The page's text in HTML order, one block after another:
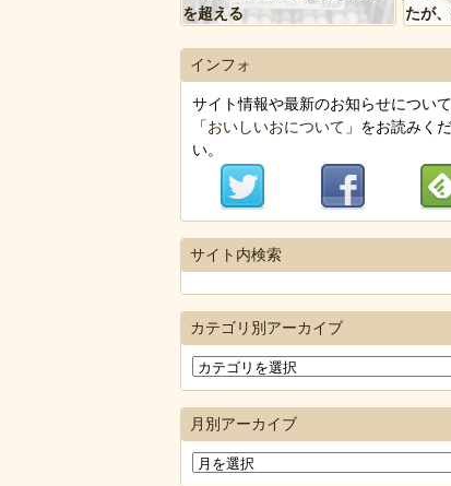
を超える
たが
インフォ
サイト情報や最新のお知らせについ
「おいしいおについて 」をお読みく
い。
サイト内検索
カテゴリ別アーカイブ
月別アーカイブ